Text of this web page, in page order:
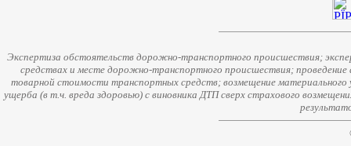
Экспертиза обстоятельств дорожно-транспортного происшествия;
средствах и месте дорожно-транспортного происшествия;
товарной стоимости транспортных средств; возмещение
ущерба (в т.ч. вреда здоровью) с виновника ДТП сверх страхового